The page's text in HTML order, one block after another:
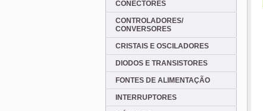
CONECTORES
CONTROLADORES/
CONVERSORES
CRISTAIS E OSCILADORES
DIODOS E TRANSISTORES
FONTES DE ALIMENTAÇÃO
INTERRUPTORES